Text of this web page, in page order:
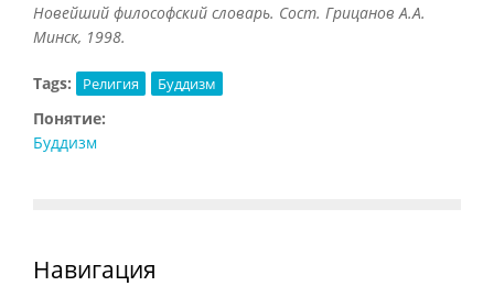
Новейший философский словарь. Сост. Грицанов А.А.
Минск, 1998.
Tags: Религия Буддизм
Понятие:
Буддизм
Навигация